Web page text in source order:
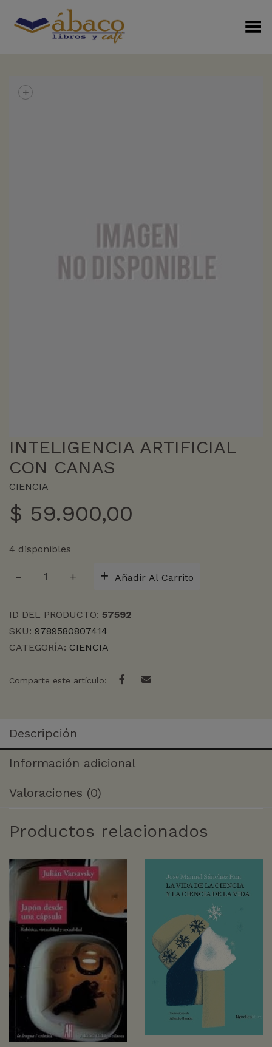
Menú Alterno
+
INTELIGENCIA ARTIFICIAL
CON CANAS
CIENCIA
$ 59.900,00
4 disponibles
ARTIFICIAL
cantidad
Añadir Al Carrito
ID DEL PRODUCTO: 57592
SKU: 9789580807414
CATEGORÍA: CIENCIA
Comparte este artículo:
Descripción
Información adicional
Valoraciones (0)
Productos relacionados